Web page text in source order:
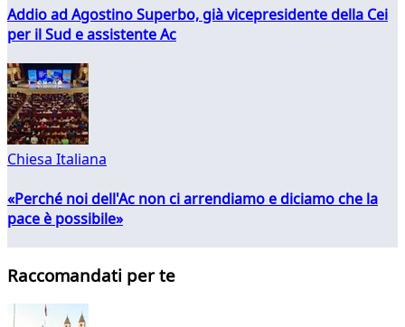
Addio ad Agostino Superbo, già vicepresidente della Cei
per il Sud e assistente Ac
Chiesa Italiana
«Perché noi dell'Ac non ci arrendiamo e diciamo che la
pace è possibile»
Raccomandati per te